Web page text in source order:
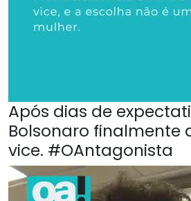
Após dias de
Bolsonaro finalmente
vice. #OAntagonista